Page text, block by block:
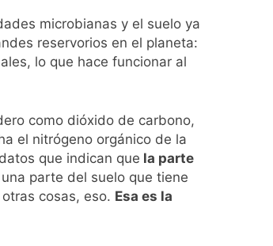
microbianas y el suelo ya
reservorios en el planeta:
lo que hace funcionar al
como dióxido de carbono,
el nitrógeno orgánico de la
que indican que la parte
parte del suelo que tiene
cosas, eso. Esa es la